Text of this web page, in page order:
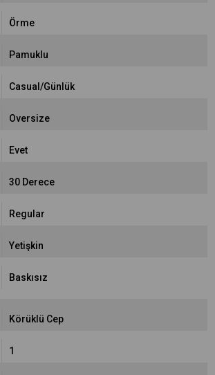
Örme
Pamuklu
Casual/Günlük
Oversize
Evet
30 Derece
Regular
Yetişkin
Baskısız
Körüklü Cep
1